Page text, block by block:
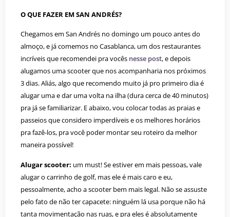
O QUE FAZER EM SAN ANDRÉS?
Chegamos em San Andrés no domingo um pouco antes do
almoço, e já comemos no Casablanca, um dos restaurantes
incríveis que recomendei pra vocês nesse post, e depois
alugamos uma scooter que nos acompanharia nos próximos
3 dias. Aliás, algo que recomendo muito já pro primeiro dia é
alugar uma e dar uma volta na ilha (dura cerca de 40 minutos)
pra já se familiarizar. E abaixo, vou colocar todas as praias e
passeios que considero imperdíveis e os melhores horários
pra fazê-los, pra você poder montar seu roteiro da melhor
maneira possível!
Alugar scooter: um must! Se estiver em mais pessoas, vale
alugar o carrinho de golf, mas ele é mais caro e eu,
pessoalmente, acho a scooter bem mais legal. Não se assuste
pelo fato de não ter capacete: ninguém lá usa porque não há
tanta movimentação nas ruas, e pra eles é absolutamente